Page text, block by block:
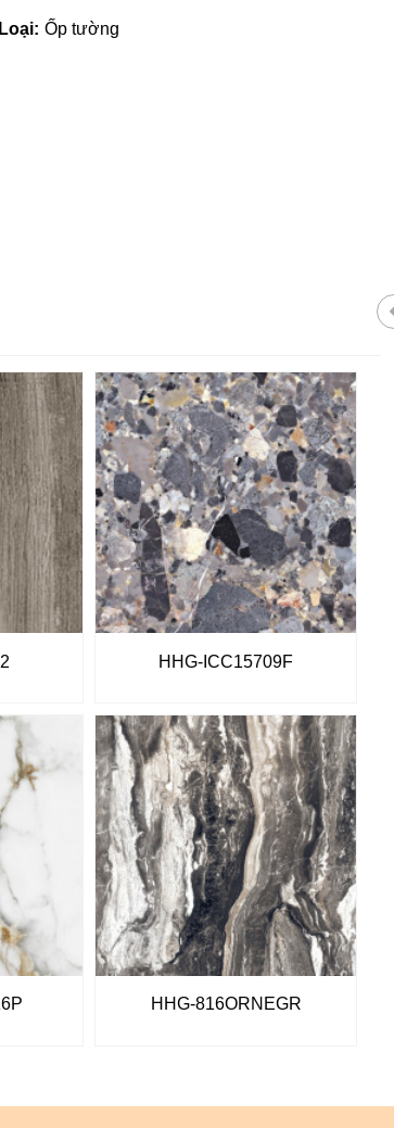
Loại: Ốp tường
HHG-ICC15709F
HHG-816ORNEGR
Gạch ốp lát giá rẻ tại Quảng
Ngãi